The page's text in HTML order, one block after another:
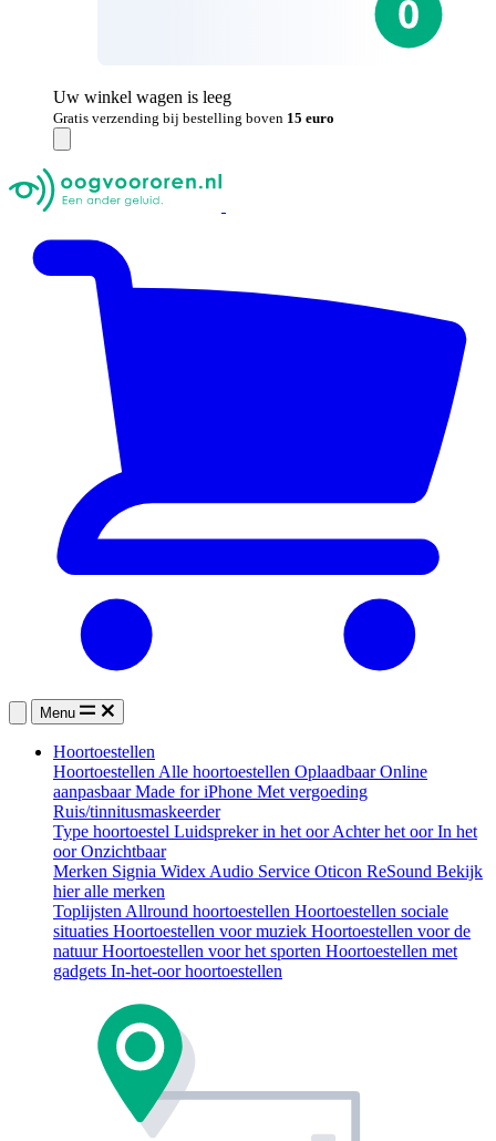
Uw winkel wagen is leeg
Gratis verzending bij bestelling boven 15 euro
Menu
Hoortoestellen
HoortoestellenAlle hoortoestellen OplaadbaarOnline
aanpasbaarMade for iPhone Met vergoeding
Ruis/tinnitusmaskeerder
Type hoortoestel Luidspreker in het oorAchter het oorIn het
oorOnzichtbaar
Merken Signia WidexAudio Service Oticon ReSound Bekijk
hier alle merken
ToplijstenAllround hoortoestellen Hoortoestellen sociale
situaties Hoortoestellen voor muziek Hoortoestellen voor de
natuurHoortoestellen voor het sporten Hoortoestellen met
gadgets In-het-oor hoortoestellen